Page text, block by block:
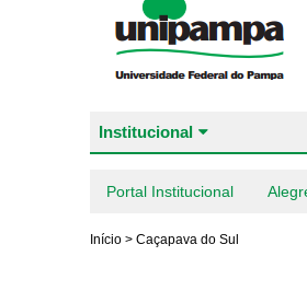
Institucional
Portal Institucional
Início > Caçapava do Sul